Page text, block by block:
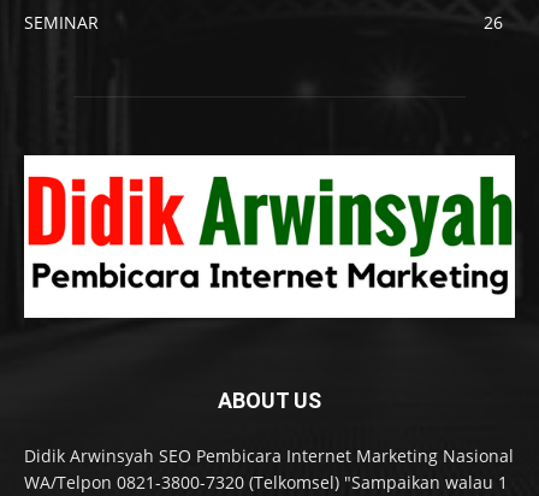
SEMINAR
26
ABOUT US
Didik Arwinsyah SEO Pembicara Internet Marketing Nasional
WA/Telpon 0821-3800-7320 (Telkomsel) "Sampaikan walau 1